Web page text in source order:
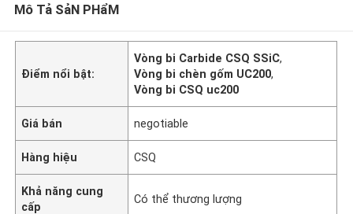
Mô Tả SảN PHẩM
Điểm nổi bật:
Vòng bi Carbide CSQ SSiC,
Vòng bi chèn gốm UC200,
Vòng bi CSQ uc200
Giá bán negotiable
Hàng hiệu CSQ
Khả năng cung
cấp
Có thể thương lượng